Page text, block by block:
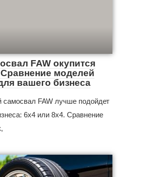
FAW окупится
моделей
вашего бизнеса
самосвал FAW лучше подойдет
6x4 или 8x4. Сравнение